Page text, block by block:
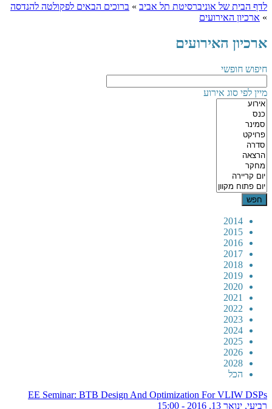
לדף הבית של אוניברסיטת תל אביב » ברוכים הבאים לפקולטה להנדסה
» ארכיון האירועים
ארכיון האירועים
חיפוש חופשי
מיין לפי סוג אירוע
2014
2015
2016
2017
2018
2019
2020
2021
2022
2023
2024
2025
2026
2028
הכל
EE Seminar: BTB Design And Optimization For VLIW DSPs
רביעי, ינואר 13, 2016 - 15:00